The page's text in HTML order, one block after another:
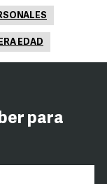
EDAD
para